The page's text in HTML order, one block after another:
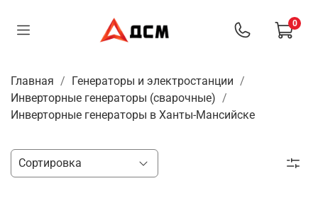
0
Главная
Генераторы и электростанции
Инверторные генераторы (сварочные)
Инверторные генераторы в Ханты-Мансийске